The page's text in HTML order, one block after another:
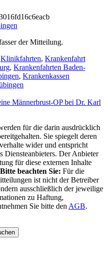
der Mitteilung.
Klinikfahrten, Krankenfahrt
, Krankenfahrten Baden-
, Krankenkassen
Männerbrust-OP bei Dr. Karl
für die darin ausdrücklich
Sie spiegelt deren
wider und entspricht
Diensteanbieters. Der Anbieter
für diese externen Inhalte
Bitte beachten Sie: Für die
ist nicht der Betreiber
ausschließlich der jeweilige
zu Haftung,
Sie bitte den AGB.